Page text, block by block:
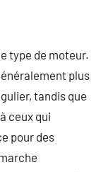
type de moteur.
plus
tandis que
ceux qui
pour des